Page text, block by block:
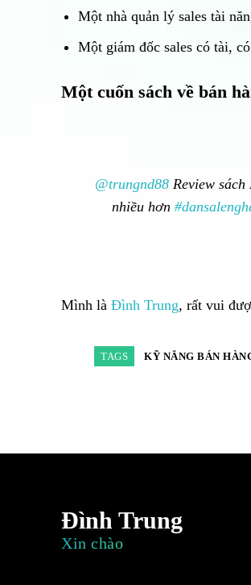
Một nhà quản lý sales tài
Một giám đốc sales có tài,
Một cuốn sách về bán
@trungnd88 Review
nhiều hơn
Mình là Đình Trung, rất vui
TAGS KỸ NĂNG BÁN
Đình Trung
Xin chào